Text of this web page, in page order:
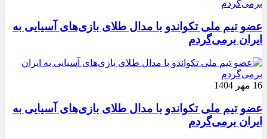
عضو تیم ملی تکواندو با مدال طلای بازی‌های آسیایی به
ایران برمی‌گردم
16 مهر 1404
عضو تیم ملی تکواندو با مدال طلای بازی‌های آسیایی به
ایران برمی‌گردم